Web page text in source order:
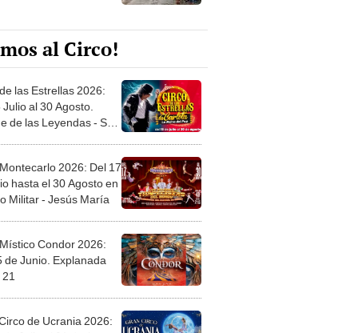
al Circo!
las Estrellas 2026:
Julio al 30 Agosto.
de las Leyendas - San
2026: Del 17
hasta el 30 Agosto en
Militar - Jesús María
Condor 2026:
de Junio. Explanada
de Ucrania 2026: